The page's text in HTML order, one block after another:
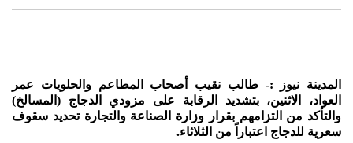
المدينة نيوز :- طالب نقيب أصحاب المطاعم والحلويات عمر
العواد، الاثنين، بتشديد الرقابة على مزودي الدجاج (المسالخ)
والتأكد من التزامهم بقرار وزارة الصناعة والتجارة تحديد سقوف
سعرية للدجاج اعتباراً من الثلاثاء.